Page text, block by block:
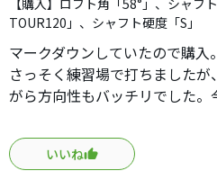
【購入】ロフト角「58°」、シャフ
TOUR120」、シャフト硬度「S」
マークダウンしていたので購入。
さっそく練習場で打ちました
がら方向性もバッチリでした。
でそれなりに満足していまし
です。
それなりの球数を打っても1球
いいね